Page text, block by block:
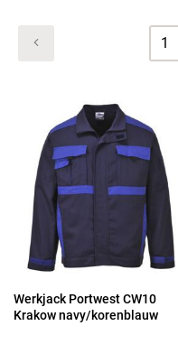
1
Werkjack Portwest CW10
Krakow navy/korenblauw